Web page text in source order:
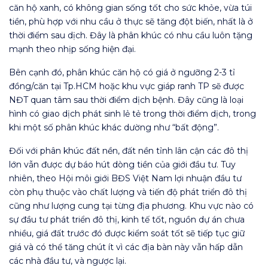
căn hộ xanh, có không gian sống tốt cho sức khỏe, vừa túi
tiền, phù hợp với nhu cầu ở thực sẽ tăng đột biến, nhất là ở
thời điểm sau dịch. Đây là phân khúc có nhu cầu luôn tặng
mạnh theo nhịp sống hiện đại.
Bên cạnh đó, phân khúc căn hộ có giá ở ngưỡng 2-3 tỉ
đồng/căn tại Tp.HCM hoặc khu vực giáp ranh TP sẽ được
NĐT quan tâm sau thời điểm dịch bệnh. Đây cũng là loại
hình có giao dịch phát sinh lẻ tẻ trong thời điểm dịch, trong
khi một số phân khúc khác dường như “bất động”.
Đối với phân khúc đất nền, đất nền tỉnh lân cận các đô thị
lớn vẫn được dự báo hút dòng tiền của giới đầu tư. Tuy
nhiên, theo Hội môi giới BĐS Việt Nam lợi nhuận đầu tư
còn phụ thuộc vào chất lượng và tiến độ phát triển đô thị
cũng như lượng cung tại từng địa phương. Khu vực nào có
sự đầu tư phát triển đô thị, kinh tế tốt, nguồn dự án chưa
nhiều, giá đất trước đó được kiểm soát tốt sẽ tiếp tục giữ
giá và có thể tăng chút ít vì các địa bàn này vẫn hấp dẫn
các nhà đầu tư, và ngược lại.